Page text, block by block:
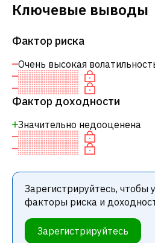
Ключевые выводы
Фактор риска
Очень высокая
Фактор доходности
Значительно недооценена
Зарегистрируйтесь, чтобы
факторы риска и
Зарегистрируйтесь